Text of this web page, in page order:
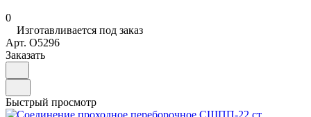
0
Изготавливается под заказ
Арт. O5296
Заказать
Быстрый просмотр